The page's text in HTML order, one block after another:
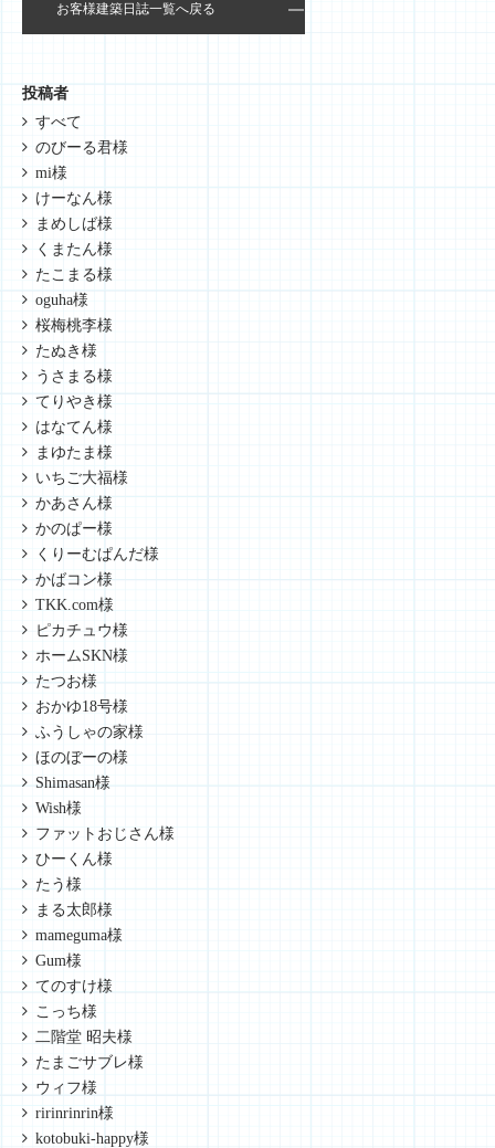
お客様建築日誌一覧へ戻る
投稿者
すべて
のびーる君様
mi様
けーなん様
まめしば様
くまたん様
たこまる様
oguha様
桜梅桃李様
たぬき様
うさまる様
てりやき様
はなてん様
まゆたま様
いちご大福様
かあさん様
かのぱー様
くりーむぱんだ様
かばコン様
TKK.com様
ピカチュウ様
ホームSKN様
たつお様
おかゆ18号様
ふうしゃの家様
ほのぼーの様
Shimasan様
Wish様
ファットおじさん様
ひーくん様
たう様
まる太郎様
mameguma様
Gum様
てのすけ様
こっち様
二階堂 昭夫様
たまごサブレ様
ウィフ様
ririnrinrin様
kotobuki-happy様